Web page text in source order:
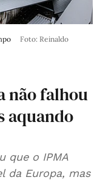
Foto: Reinaldo
não falhou
aquando
que o IPMA
da Europa, mas